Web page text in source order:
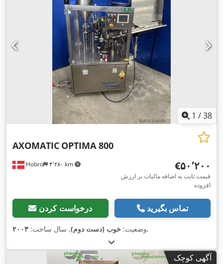
1 /38
Hobro ۴٬۲۸۰ km
AXOMATIC OPTIMA 800
‎€۵۰٬۲۰۰
قیمت ثابت به اضافه مالیات بر ارزش
افزوده
درخواست کردن تماس بگیرید
وضعیت: خوب (دست دوم), سال ساخت: ۲۰۰۳ ,
آگهی کوچک